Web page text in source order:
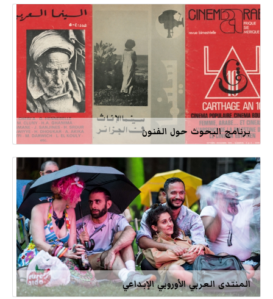
برنامج البحوث حول الفنون
المنتدى العربي الأوروبي الإبداعي